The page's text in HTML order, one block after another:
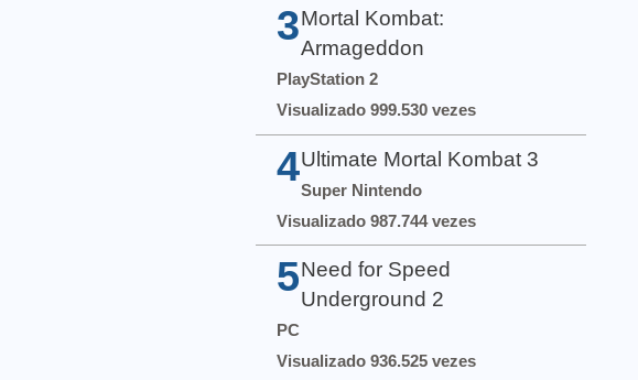
3 Mortal Kombat:
Armageddon
PlayStation 2
Visualizado 999.530 vezes
4 Ultimate Mortal Kombat 3
Super Nintendo
Visualizado 987.744 vezes
5 Need for Speed
Underground 2
PC
Visualizado 936.525 vezes